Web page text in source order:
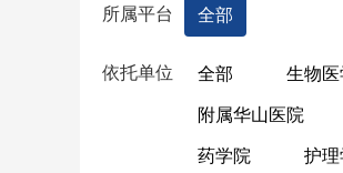
所属平台 全部
依托单位 全部 生物
附属华山医院
药学院 护理